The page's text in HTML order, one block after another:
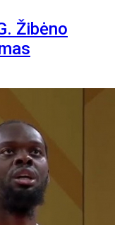
Žibėno